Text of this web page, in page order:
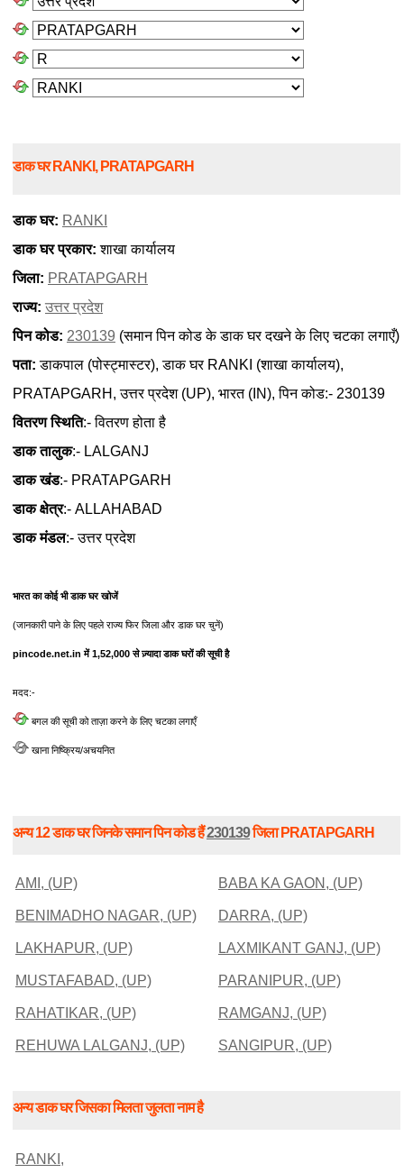
डाक घर RANKI, PRATAPGARH
डाक घर: RANKI
डाक घर प्रकार: शाखा कार्यालय
जिला: PRATAPGARH
राज्य: उत्तर प्रदेश
पिन कोड: 230139 (समान पिन कोड के डाक घर दखने के लिए चटका लगाएँ)
पता: डाकपाल (पोस्ट्मास्टर), डाक घर RANKI (शाखा कार्यालय),
PRATAPGARH, उत्तर प्रदेश (UP), भारत (IN), पिन कोड:- 230139
वितरण स्थिति:- वितरण होता है
डाक तालुक:- LALGANJ
डाक खंड:- PRATAPGARH
डाक क्षेत्र:- ALLAHABAD
डाक मंडल:- उत्तर प्रदेश
भारत का कोई भी डाक घर खोजें
(जानकारी पाने के लिए पहले राज्य फिर जिला और डाक घर चुनें)
pincode.net.in में 1,52,000 से ज़्यादा डाक घरों की सूची है
मदद:-
बगल की सूची को ताज़ा करने के लिए चटका लगाएँ
खाना निष्क्रिय/अचयनित
अन्य 12 डाक घर जिनके समान पिन कोड हैं230139जिला PRATAPGARH
AMI, (UP) BABA KA GAON, (UP)
BENIMADHO NAGAR, (UP) DARRA, (UP)
LAKHAPUR, (UP) LAXMIKANT GANJ, (UP)
MUSTAFABAD, (UP) PARANIPUR, (UP)
RAHATIKAR, (UP) RAMGANJ, (UP)
REHUWA LALGANJ, (UP) SANGIPUR, (UP)
अन्य डाक घर जिसका मिलता जुलता नाम है
RANKI,